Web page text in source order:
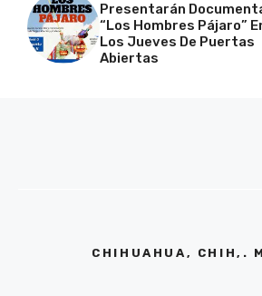
Presentarán
“Los Hombres Pájaro”
Los Jueves De Puertas
Abiertas
CHIHUAHUA, CHIH,.